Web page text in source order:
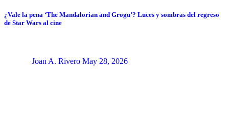
¿Vale la pena ‘The Mandalorian and Grogu’? Luces y sombras del regreso
de Star Wars al cine
Joan A. Rivero May 28, 2026